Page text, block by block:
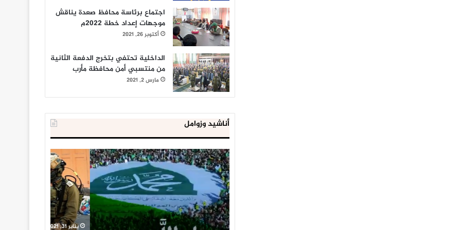
اجتماع برئاسة محافظ صعدة يناقش
موجهات إعداد خطة 2022م
أكتوبر 26, 2021
الداخلية تحتفي بتخرج الدفعة الثانية
من منتسبي أمن محافظة مأرب
مارس 2, 2021
أناشيد وزوامل
العدو
الإسرائيلي
اعتقل
543
طفلا
فلسطينيا
خلال
يناير 31, 2021
الداخلية
المصرية
تعلن
إحباط
‘مخطط
كبير’
للإخوان